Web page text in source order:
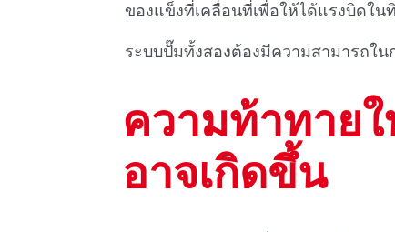
ของแข็งที่เคลื่อนที่เพื่อให้ได้แรงบิดใน
ระบบปั๊มทั้งสองต้องมีความสามารถใ
ความท้าทาย
อาจเกิดขึ้น